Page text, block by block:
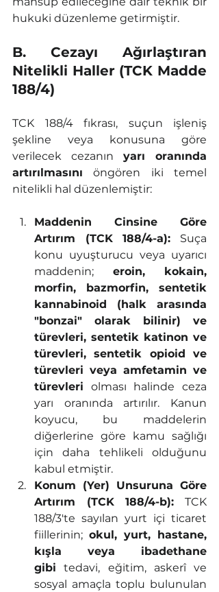
hukuki düzenleme getirmiştir.
B. Cezayı Ağırlaştıran
Nitelikli Haller (TCK Madde
188/4)
TCK 188/4 fıkrası, suçun işleniş
şekline veya konusuna göre
verilecek cezanın yarı oranında
artırılmasını öngören iki temel
nitelikli hal düzenlemiştir:
Maddenin Cinsine Göre
Artırım (TCK 188/4-a): Suça
konu uyuşturucu veya uyarıcı
maddenin; eroin, kokain,
morfin, bazmorfin, sentetik
kannabinoid (halk arasında
"bonzai" olarak bilinir) ve
türevleri, sentetik katinon ve
türevleri, sentetik opioid ve
türevleri veya amfetamin ve
türevleri olması halinde ceza
yarı oranında artırılır. Kanun
koyucu, bu maddelerin
diğerlerine göre kamu sağlığı
için daha tehlikeli olduğunu
kabul etmiştir.
Konum (Yer) Unsuruna Göre
Artırım (TCK 188/4-b): TCK
188/3'te sayılan yurt içi ticaret
fiillerinin; okul, yurt, hastane,
kışla veya ibadethane
gibi tedavi, eğitim, askerî ve
sosyal amaçla toplu bulunulan